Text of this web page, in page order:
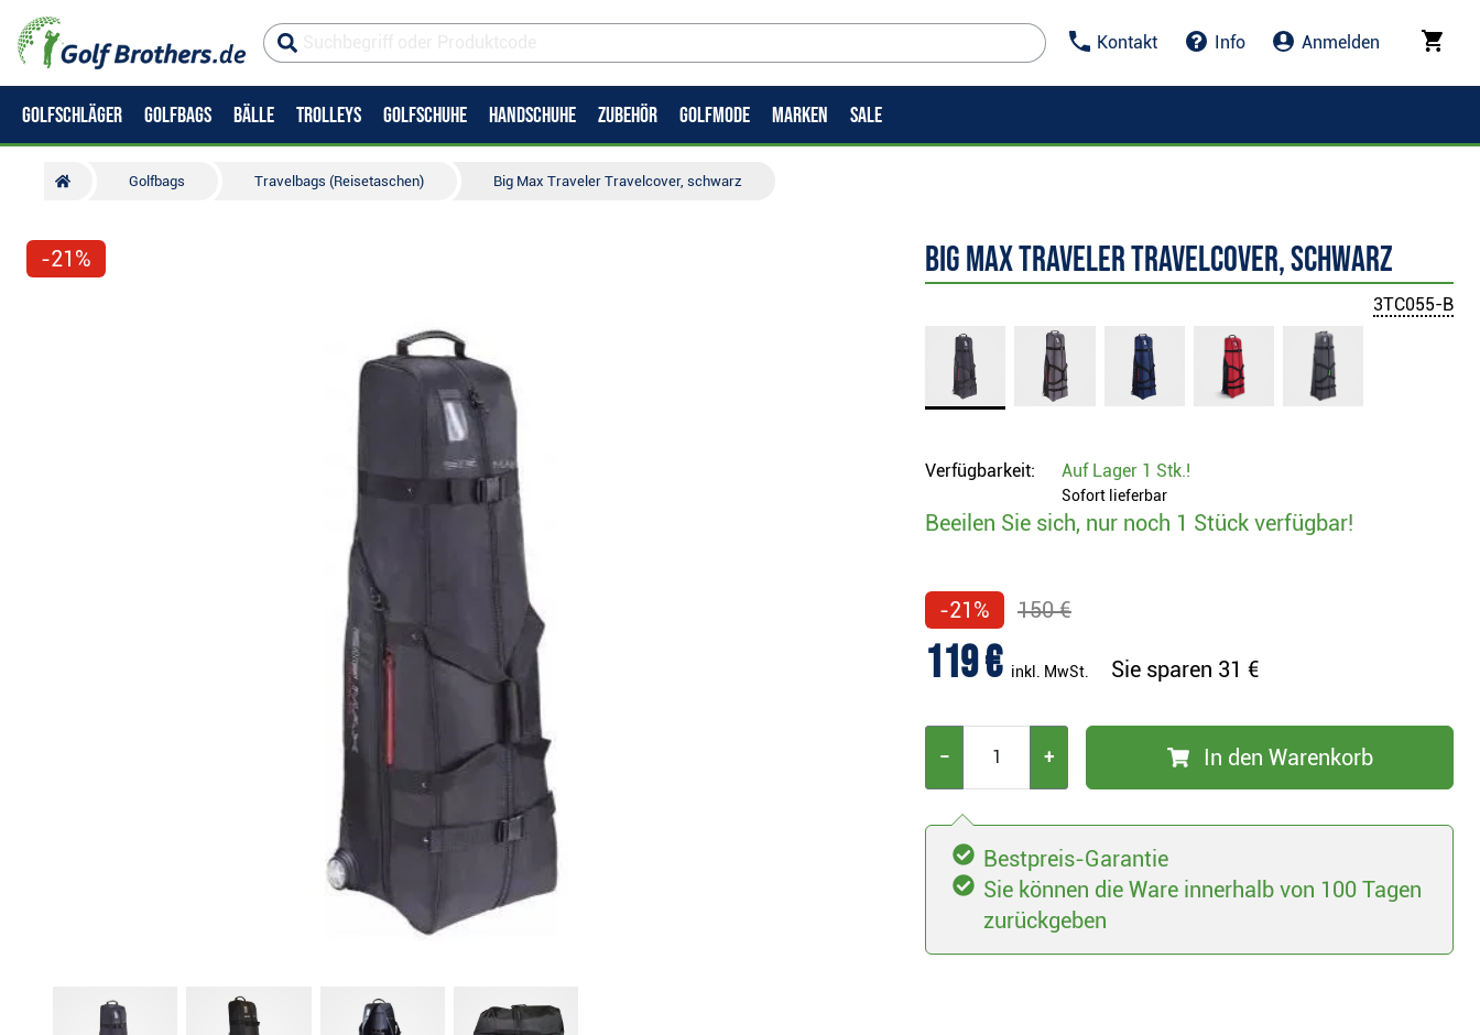
Kontakt Info Anmelden
GOLFSCHLÄGER GOLFBAGS BÄLLE TROLLEYS GOLFSCHUHE HANDSCHUHE ZUBEHÖR GOLFMODE MARKEN SALE
Golfbags Travelbags (Reisetaschen) Big Max Traveler Travelcover, schwarz
-21% Big Max Traveler Travelcover, schwarz
3TC055-B
Verfügbarkeit: Auf Lager 1 Stk.!
Sofort lieferbar
Beeilen Sie sich, nur noch 1 Stück verfügbar!
-21% 150 €
119 € inkl. MwSt. Sie sparen 31 €
− + In den Warenkorb
Bestpreis-Garantie
Sie können die Ware innerhalb von 100 Tagen
zurückgeben